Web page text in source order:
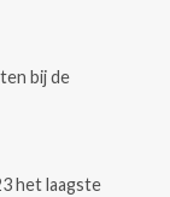
bij de
het laagste